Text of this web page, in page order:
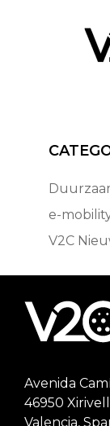
e-
V2C
Avenida
46950
Valencia,